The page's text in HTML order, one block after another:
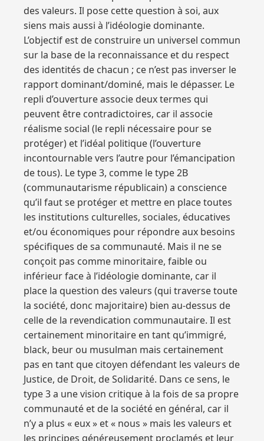
des valeurs. Il pose cette question à soi, aux
siens mais aussi à l’idéologie dominante.
L’objectif est de construire un universel commun
sur la base de la reconnaissance et du respect
des identités de chacun ; ce n’est pas inverser le
rapport dominant/dominé, mais le dépasser. Le
repli d’ouverture associe deux termes qui
peuvent être contradictoires, car il associe
réalisme social (le repli nécessaire pour se
protéger) et l’idéal politique (l’ouverture
incontournable vers l’autre pour l’émancipation
de tous). Le type 3, comme le type 2B
(communautarisme républicain) a conscience
qu’il faut se protéger et mettre en place toutes
les institutions culturelles, sociales, éducatives
et/ou économiques pour répondre aux besoins
spécifiques de sa communauté. Mais il ne se
conçoit pas comme minoritaire, faible ou
inférieur face à l’idéologie dominante, car il
place la question des valeurs (qui traverse toute
la société, donc majoritaire) bien au-dessus de
celle de la revendication communautaire. Il est
certainement minoritaire en tant qu’immigré,
black, beur ou musulman mais certainement
pas en tant que citoyen défendant les valeurs de
Justice, de Droit, de Solidarité. Dans ce sens, le
type 3 a une vision critique à la fois de sa propre
communauté et de la société en général, car il
n’y a plus « eux » et « nous » mais les valeurs et
les principes généreusement proclamés et leur